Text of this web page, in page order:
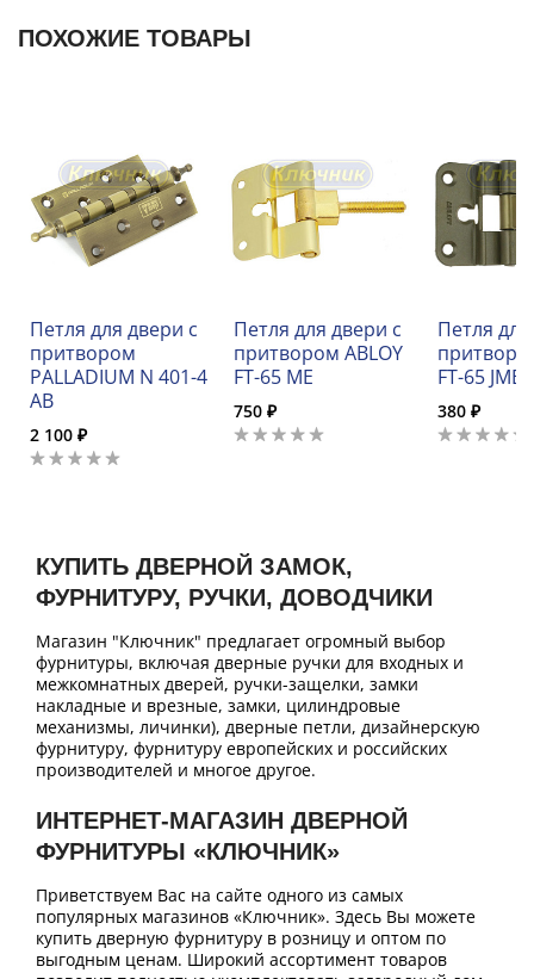
ПОХОЖИЕ ТОВАРЫ
Петля для двери с
притвором
PALLADIUM N 401-4
AB
2 100 ₽
Петля для двери с
притвором ABLOY
FT-65 ME
750 ₽
Петля
FT-65 JMEX
380 ₽
КУПИТЬ ДВЕРНОЙ ЗАМОК,
ФУРНИТУРУ, РУЧКИ, ДОВОДЧИКИ
Магазин "Ключник" предлагает огромный выбор
фурнитуры, включая дверные ручки для входных и
межкомнатных дверей, ручки-защелки, замки
накладные и врезные, замки, цилиндровые
механизмы, личинки), дверные петли, дизайнерскую
фурнитуру, фурнитуру европейских и российских
производителей и многое другое.
ИНТЕРНЕТ-МАГАЗИН ДВЕРНОЙ
ФУРНИТУРЫ «КЛЮЧНИК»
Приветствуем Вас на сайте одного из самых
популярных магазинов «Ключник». Здесь Вы можете
купить дверную фурнитуру в розницу и оптом по
выгодным ценам. Широкий ассортимент товаров